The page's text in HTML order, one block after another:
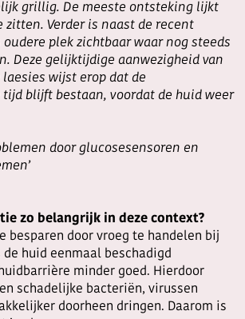
grillig. De meeste ontsteking lijkt
zitten. Verder is naast de recent
plek zichtbaar waar nog steeds
Deze gelijktijdige aanwezigheid van
wijst erop dat de
blijft bestaan, voordat de huid weer
door glucosesensoren en
zo belangrijk in deze context?
besparen door vroeg te handelen bij
huid eenmaal beschadigd
minder goed. Hierdoor
schadelijke bacteriën, virussen
doorheen dringen. Daarom is